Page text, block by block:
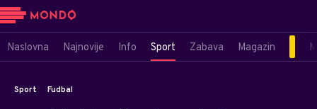
Naslovna Najnovije Info Sport Zabava Magazin
Sport Fudbal